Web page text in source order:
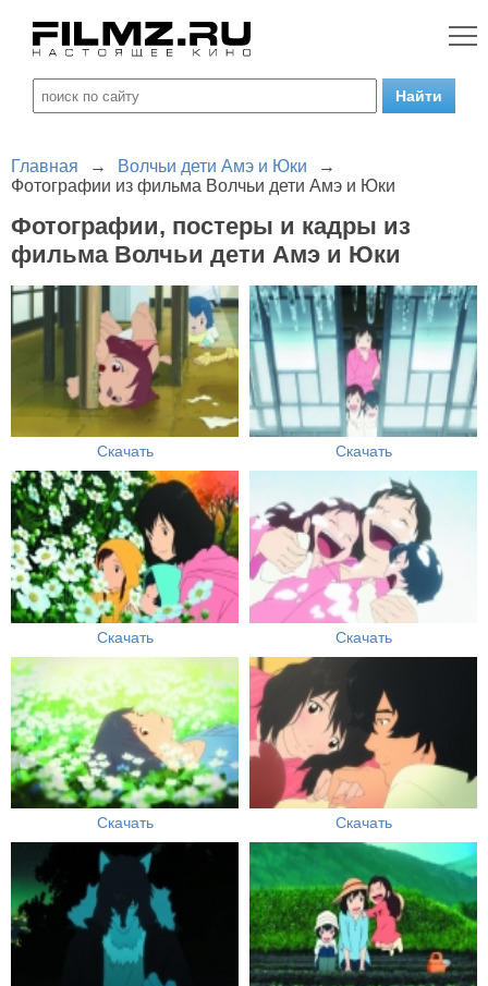
Главная → Волчьи дети Амэ и Юки
→
Фотографии из фильма Волчьи дети Амэ и Юки
Фотографии, постеры и кадры из
фильма Волчьи дети Амэ и Юки
Скачать Скачать
Скачать Скачать
Скачать Скачать